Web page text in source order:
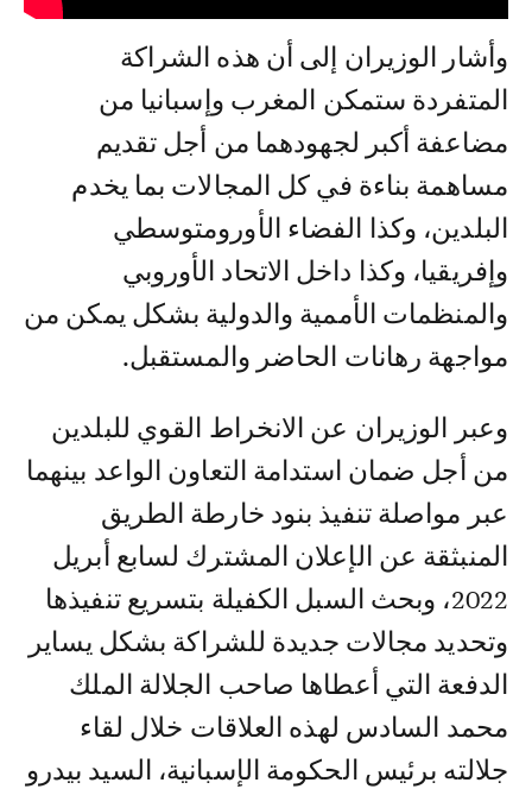
وأشار الوزيران إلى أن هذه الشراكة
المتفردة ستمكن المغرب وإسبانيا من
مضاعفة أكبر لجهودهما من أجل تقديم
مساهمة بناءة في كل المجالات بما يخدم
البلدين، وكذا الفضاء الأورومتوسطي
وإفريقيا، وكذا داخل الاتحاد الأوروبي
والمنظمات الأممية والدولية بشكل يمكن من
مواجهة رهانات الحاضر والمستقبل.
وعبر الوزيران عن الانخراط القوي للبلدين
من أجل ضمان استدامة التعاون الواعد بينهما
عبر مواصلة تنفيذ بنود خارطة الطريق
المنبثقة عن الإعلان المشترك لسابع أبريل
2022، وبحث السبل الكفيلة بتسريع تنفيذها
وتحديد مجالات جديدة للشراكة بشكل يساير
الدفعة التي أعطاها صاحب الجلالة الملك
محمد السادس لهذه العلاقات خلال لقاء
جلالته برئيس الحكومة الإسبانية، السيد بيدرو